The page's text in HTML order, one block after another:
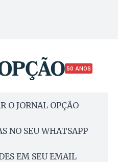
50 ANOS
O JORNAL OPÇÃO
NO SEU WHATSAPP
EM SEU EMAIL